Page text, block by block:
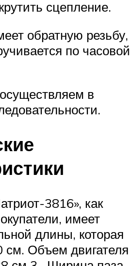
сцепление.
обратную резьбу,
по часовой
в
3816», как
имеет
длины, которая
см. Объем двигателя